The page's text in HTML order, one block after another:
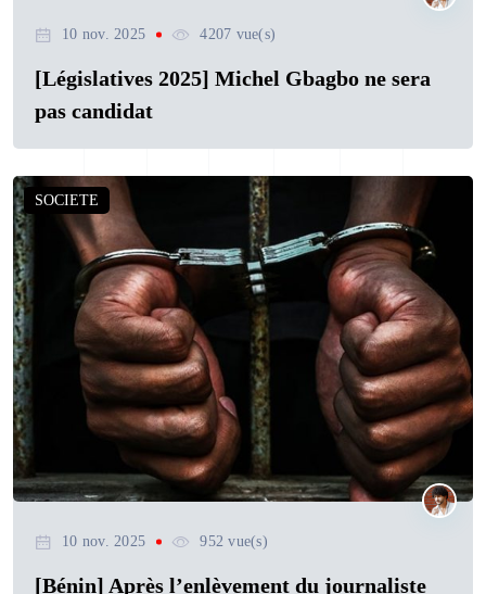
10 nov. 2025 4207 vue(s)
[Législatives 2025] Michel Gbagbo ne sera
pas candidat
SOCIETE
10 nov. 2025 952 vue(s)
[Bénin] Après l’enlèvement du journaliste